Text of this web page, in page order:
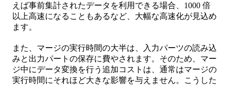
えば事前集計されたデータを利用できる場合、1000 倍
以上高速になることもあるなど、大幅な高速化が見込め
ます。
また、マージの実行時間の大半は、入力パーツの読み込
みと出力パートの保存に費やされます。そのため、マー
ジ中にデータ変換を行う追加コストは、通常はマージの
実行時間にそれほど大きな影響を与えません。こうした